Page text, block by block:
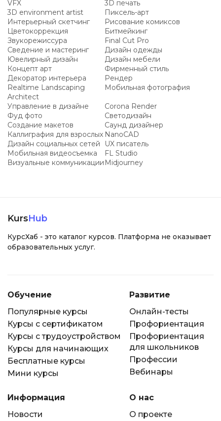
VFX
3D печать
3D environment artist
Пиксель-арт
Интерьерный скетчинг
Рисование комиксов
Цветокоррекция
Битмейкинг
Звукорежиссура
Final Cut Pro
Сведение и мастеринг
Дизайн одежды
Ювелирный дизайн
Дизайн мебели
Концепт арт
Фирменный стиль
Декоратор интерьера
Рендер
Realtime Landscaping
Architect
Мобильная фотография
Управление в дизайне
Corona Render
Фуд фото
Светодизайн
Создание макетов
Саунд дизайнер
Каллиграфия для взрослых NanoCAD
Дизайн социальных сетей
UX писатель
Мобильная видеосъемка
FL Studio
Визуальные коммуникации Midjourney
KursHub
КурсХаб - это каталог курсов. Платформа не оказывает
образовательных услуг.
Обучение
Популярные курсы
Курсы с сертификатом
Курсы с трудоустройством
Курсы для начинающих
Бесплатные курсы
Мини курсы
Развитие
Онлайн-тесты
Профориентация
Профориентация
для школьников
Профессии
Вебинары
Информация
Новости
О нас
О проекте